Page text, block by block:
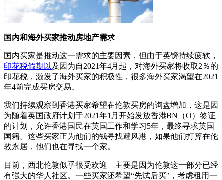
国内和海外买家推动房地产需求
国内买家是推动这一需求的主要因素，但由于英镑持续疲软，
印花税假期以 及因为自2021年4月起，对海外买家将收取2％的
印花税，激发了海外买家的积极性，很多海外买家渴望在2021
年4前完成买房交易。
我们持续观察到香港买家希望在伦敦买房的询盘增加，这是因
为随着英国政府计划于2021年1月开始发放香港BN（O）签证
的计划，允许香港国民在英国工作和学习5年，最终寻求英国
国籍。这些买家正为他们的钱寻找避风港，如果他们打算在伦
敦永居，他们也在寻找一个家。
目前，西北伦敦似乎很受欢迎，主要是因为伦敦这一部分已经
有强大的华人社区。一些买家还希望“先试后买”，考虑租用一